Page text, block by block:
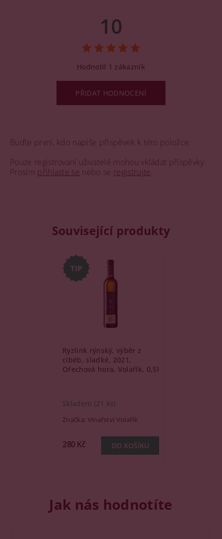
Buďte první, kdo napíše příspěvek k této položce.
Pouze registrovaní uživatelé mohou vkládat příspěvky.
Prosím přihlaste se nebo se registrujte
10
Hodnotil 1 zákazník
PŘIDAT HODNOCENÍ
Související produkty
Ryzlink rýnský, výběr z
cibéb, sladké, 2021,
Ořechová hora, Volařík, 0,5l
Skladem (21 ks)
Značka: Vinařství Volařík
280 Kč
Jak nás hodnotíte